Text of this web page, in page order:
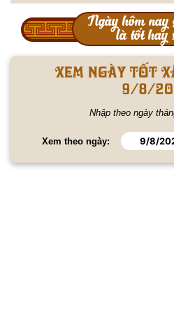
Ngày hôm
là tốt hay
Xem ngày tốt
9/8/
Nhập theo ngày
Xem theo ngày: